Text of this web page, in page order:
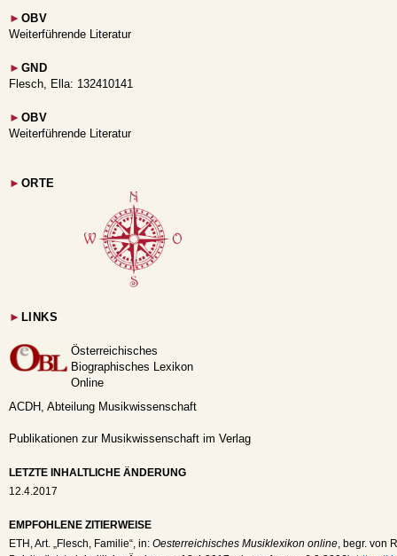
► OBV
Weiterführende Literatur
► GND
Flesch, Ella: 132410141
► OBV
Weiterführende Literatur
► ORTE
► LINKS
Österreichisches
Biographisches Lexikon
Online
ACDH, Abteilung Musikwissenschaft
Publikationen zur Musikwissenschaft im Verlag
LETZTE INHALTLICHE ÄNDERUNG
12.4.2017
EMPFOHLENE ZITIERWEISE
ETH , Art. „Flesch, Familie“, in: Oesterreichisches Musiklexikon online , begr. von